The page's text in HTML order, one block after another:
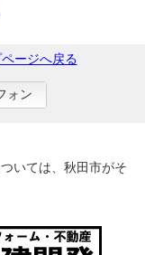
ページへ戻る
ォン
いては、秋田市がそ